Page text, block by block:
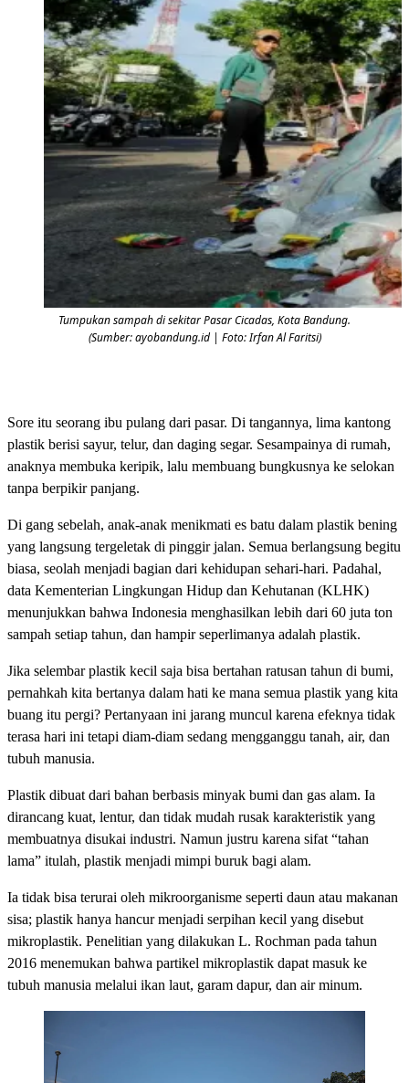
Tumpukan sampah di sekitar Pasar Cicadas, Kota Bandung.
(Sumber: ayobandung.id | Foto: Irfan Al Faritsi)
Sore itu seorang ibu pulang dari pasar. Di tangannya, lima kantong
plastik berisi sayur, telur, dan daging segar. Sesampainya di rumah,
anaknya membuka keripik, lalu membuang bungkusnya ke selokan
tanpa berpikir panjang.
Di gang sebelah, anak-anak menikmati es batu dalam plastik bening
yang langsung tergeletak di pinggir jalan. Semua berlangsung begitu
biasa, seolah menjadi bagian dari kehidupan sehari-hari. Padahal,
data Kementerian Lingkungan Hidup dan Kehutanan (KLHK)
menunjukkan bahwa Indonesia menghasilkan lebih dari 60 juta ton
sampah setiap tahun, dan hampir seperlimanya adalah plastik.
Jika selembar plastik kecil saja bisa bertahan ratusan tahun di bumi,
pernahkah kita bertanya dalam hati ke mana semua plastik yang kita
buang itu pergi? Pertanyaan ini jarang muncul karena efeknya tidak
terasa hari ini tetapi diam-diam sedang mengganggu tanah, air, dan
tubuh manusia.
Plastik dibuat dari bahan berbasis minyak bumi dan gas alam. Ia
dirancang kuat, lentur, dan tidak mudah rusak karakteristik yang
membuatnya disukai industri. Namun justru karena sifat “tahan
lama” itulah, plastik menjadi mimpi buruk bagi alam.
Ia tidak bisa terurai oleh mikroorganisme seperti daun atau makanan
sisa; plastik hanya hancur menjadi serpihan kecil yang disebut
mikroplastik. Penelitian yang dilakukan L. Rochman pada tahun
2016 menemukan bahwa partikel mikroplastik dapat masuk ke
tubuh manusia melalui ikan laut, garam dapur, dan air minum.